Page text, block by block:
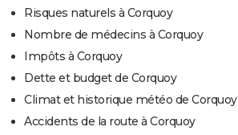
Risques naturels à Corquoy
Nombre de médecins à Corquoy
Impôts à Corquoy
Dette et budget de Corquoy
Climat et historique météo de Corquoy
Accidents de la route à Corquoy